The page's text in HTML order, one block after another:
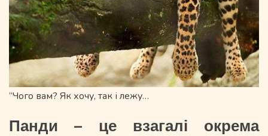
“Чого вам? Як хочу, так і лежу…
Панди – це взагалі окрема